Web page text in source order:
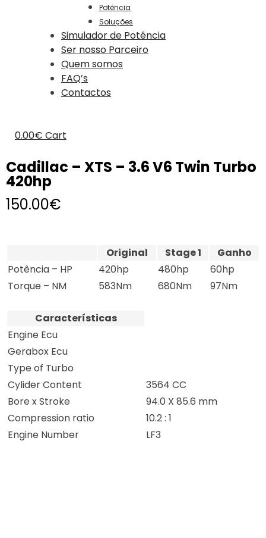
Potência
Soluções
Simulador de Potência
Ser nosso Parceiro
Quem somos
FAQ’s
Contactos
0.00€ Cart
Cadillac – XTS – 3.6 V6 Twin Turbo
420hp
150.00€
Original Stage 1
Ganho
Potência – HP
420hp 480hp
60hp
Torque – NM
583Nm 680Nm 97Nm
Características
Engine Ecu
Gerabox Ecu
Type of Turbo
Cylider Content
3564 CC
Bore x Stroke
94.0 X 85.6 mm
Compression ratio
10.2 : 1
Engine Number
LF3